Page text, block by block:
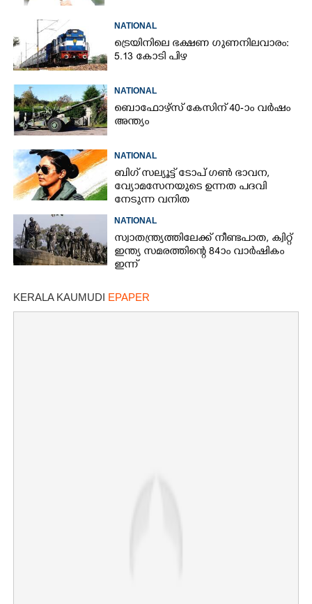
NATIONAL
ട്രെയിനിലെ ഭക്ഷണ ഗുണനിലവാരം:
5.13 കോടി പിഴ
NATIONAL
ബൊഫോഴ്സ് കേസിന് 40-ാം വ‌ർഷം
അന്ത്യം
NATIONAL
ബിഗ് സല്യൂട്ട് ടോപ് ഗൺ ഭാവന,​
വ്യോമസേനയുടെ ഉന്നത പദവി
നേടുന്ന വനിത
NATIONAL
സ്വാതന്ത്ര്യത്തിലേക്ക് നീണ്ടപാത, ക്വിറ്റ്
ഇന്ത്യ സമരത്തിന്റെ 84ാം വാർഷികം
ഇന്ന്
KERALA KAUMUDI EPAPER